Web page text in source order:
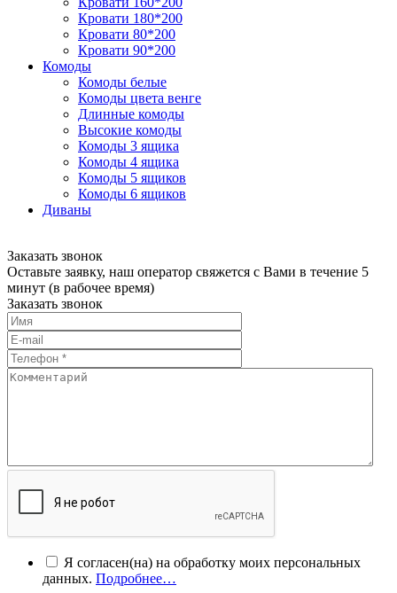
Кровати 180*200
Кровати 80*200
Кровати 90*200
Комоды
Комоды белые
Комоды цвета венге
Длинные комоды
Высокие комоды
Комоды 3 ящика
Комоды 4 ящика
Комоды 5 ящиков
Комоды 6 ящиков
Диваны
Заказать звонок
Оставьте заявку, наш оператор свяжется с Вами в течение 5
минут (в рабочее время)
Заказать звонок
Я согласен(на) на обработку моих персональных
данных. Подробнее…